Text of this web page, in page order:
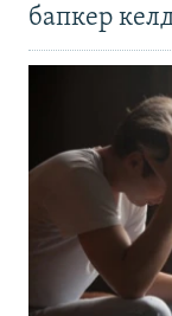
бапкер